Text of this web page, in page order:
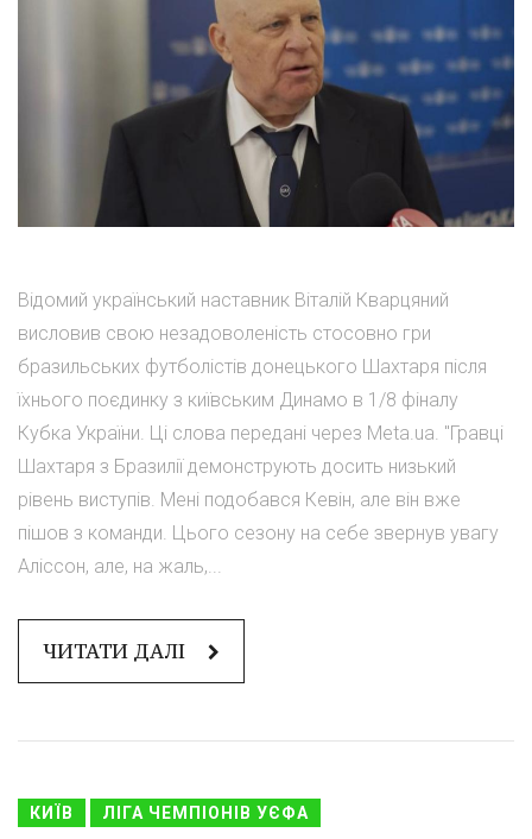
Відомий український наставник Віталій Кварцяний
висловив свою незадоволеність стосовно гри
бразильських футболістів донецького Шахтаря після
їхнього поєдинку з київським Динамо в 1/8 фіналу
Кубка України. Ці слова передані через Meta.ua. "Гравці
Шахтаря з Бразилії демонструють досить низький
рівень виступів. Мені подобався Кевін, але він вже
пішов з команди. Цього сезону на себе звернув увагу
Аліссон, але, на жаль,...
ЧИТАТИ ДАЛІ
КИЇВ ЛІГА ЧЕМПІОНІВ УЄФА